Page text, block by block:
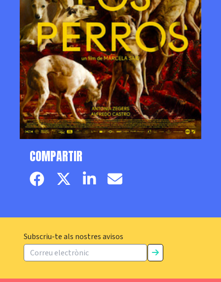
COMPARTIR
Facebook pageTwitter page
LinkedinEmail
Subscriu-te als nostres avisos